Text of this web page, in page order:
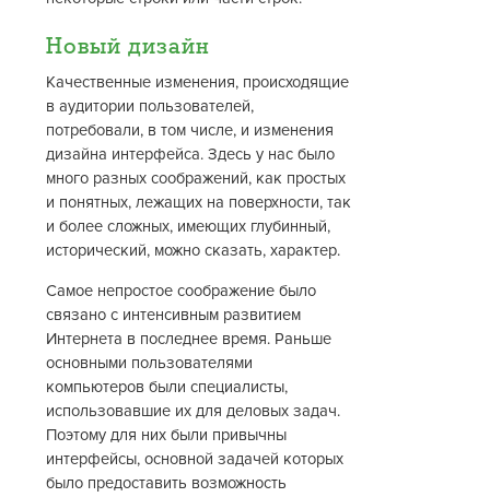
Новый дизайн
Качественные изменения, происходящие
в аудитории пользователей,
потребовали, в том числе, и изменения
дизайна интерфейса. Здесь у нас было
много разных соображений, как простых
и понятных, лежащих на поверхности, так
и более сложных, имеющих глубинный,
исторический, можно сказать, характер.
Самое непростое соображение было
связано с интенсивным развитием
Интернета в последнее время. Раньше
основными пользователями
компьютеров были специалисты,
использовавшие их для деловых задач.
Поэтому для них были привычны
интерфейсы, основной задачей которых
было предоставить возможность